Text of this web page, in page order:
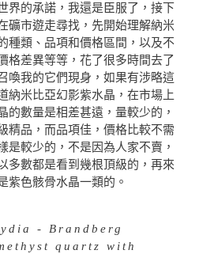
界的承諾，我還是臣服了，接下
礦市遊走尋找，先開始理解納米
種類、品項和價格區間，以及不
格差異等等，花了很多時間去了
喚我的它們現身，如果有涉略這
納米比亞幻影紫水晶，在市場上
的數量是相差甚遠，量較少的，
精品，而品項佳，價格比較不需
是較少的，不是因為人家不賣，
多數都是看到幾根頂級的，再來
紫色骸骨水晶一類的。
- Brandberg
quartz with